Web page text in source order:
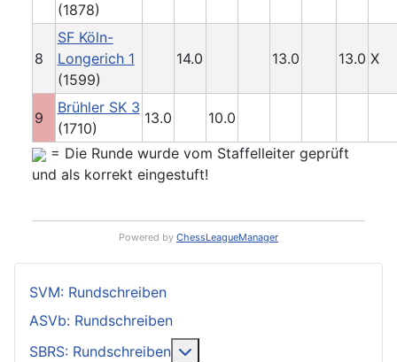
(1878)
8
SF Köln-
Longerich 1
(1599)
14.0 13.0 13.0 X
9
Brühler SK 3
(1710)
13.0
10.0
= Die Runde wurde vom Staffelleiter geprüft
und als korrekt eingestuft!
Powered by ChessLeagueManager
SVM: Rundschreiben
ASVb: Rundschreiben
SBRS: Rundschreiben